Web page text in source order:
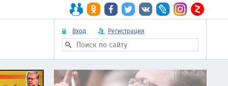
Вход Регистрация